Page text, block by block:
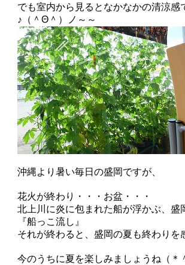
でも室内から見るとなかなかの清涼感
♪（＾Θ＾）ノ～～
沖縄より暑い毎日の盛岡ですが、
花火が終わり・・・お盆・・・
北上川に炎に包まれた船が浮かぶ、盛
『船っこ流し』
それが終わると、盛岡の夏も終わりを
今のうちに夏を楽しみましょうね（＊